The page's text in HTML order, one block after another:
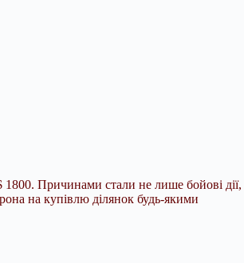
1800. Причинами стали не лише бойові дії,
на купівлю ділянок будь-якими